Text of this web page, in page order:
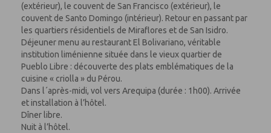
(extérieur), le couvent de San Francisco (extérieur), le
couvent de Santo Domingo (intérieur). Retour en passant par
les quartiers résidentiels de Miraflores et de San Isidro.
Déjeuner menu au restaurant El Bolivariano, véritable
institution liménienne située dans le vieux quartier de
Pueblo Libre : découverte des plats emblématiques de la
cuisine « criolla » du Pérou.
Dans l´après-midi, vol vers Arequipa (durée : 1h00). Arrivée
et installation à l’hôtel.
Dîner libre.
Nuit à l’hôtel.